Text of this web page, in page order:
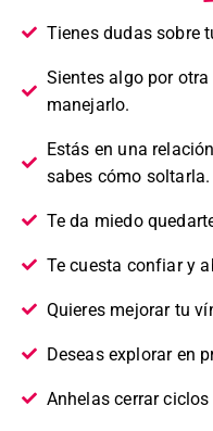
Tienes dudas sobre
Sientes algo por
manejarlo.
Estás en una
sabes cómo soltarla.
Te da miedo
Te cuesta confiar y
Quieres mejorar tu
Deseas explorar en
Anhelas cerrar